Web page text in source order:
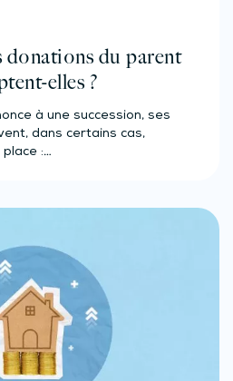
donations du parent
elles ?
à une succession, ses
dans certains cas,
:…